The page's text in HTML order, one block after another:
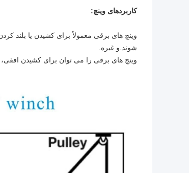
کاربردهای وینچ:
وینچ های برقی معمولاً برای کشیدن یا بلند
شوند.و غیره.
وینچ های برقی را می توان برای کشیدن